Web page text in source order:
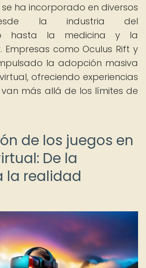
ha incorporado en diversos
la industria del
hasta la medicina y la
Empresas como Oculus Rift y
la adopción masiva
ofreciendo experiencias
más allá de los límites de
de los juegos en
De la
la realidad